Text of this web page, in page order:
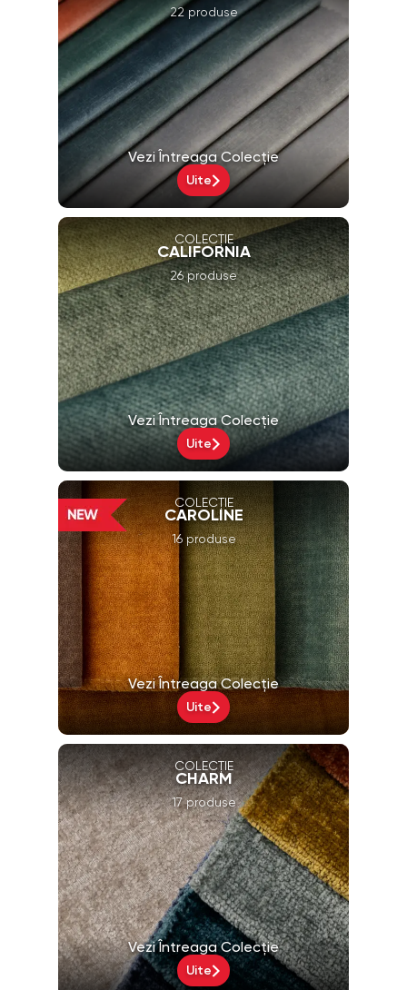
22 produse
Vezi Întreaga Colecție
Uite
COLECȚIE
CALIFORNIA
26 produse
Vezi Întreaga Colecție
Uite
COLECȚIE
CAROLINE
16 produse
Vezi Întreaga Colecție
Uite
COLECȚIE
CHARM
17 produse
Vezi Întreaga Colecție
Uite